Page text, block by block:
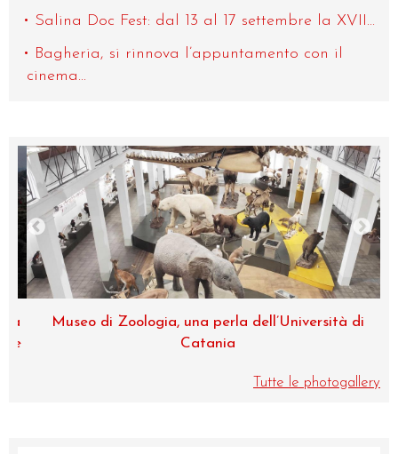
Salina Doc Fest: dal 13 al 17 settembre la XVII...
Bagheria, si rinnova l’appuntamento con il
cinema...
Museo di Zoologia, una perla dell’Università di
Catania
Tutte le photogallery